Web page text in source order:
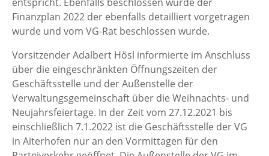
Finanzplan 2022 der ebenfalls detailliert vorgetragen
wurde und vom VG-Rat beschlossen wurde.
Vorsitzender Adalbert Hösl informierte im Anschluss
über die eingeschränkten Öffnungszeiten der
Geschäftsstelle und der Außenstelle der
Verwaltungsgemeinschaft über die Weihnachts- und
Neujahrsfeiertage. In der Zeit vom 27.12.2021 bis
einschließlich 7.1.2022 ist die Geschäftsstelle der VG
in Aiterhofen nur an den Vormittagen für den